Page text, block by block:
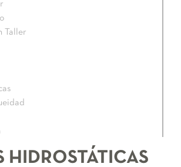
Taller
HIDROSTÁTICAS